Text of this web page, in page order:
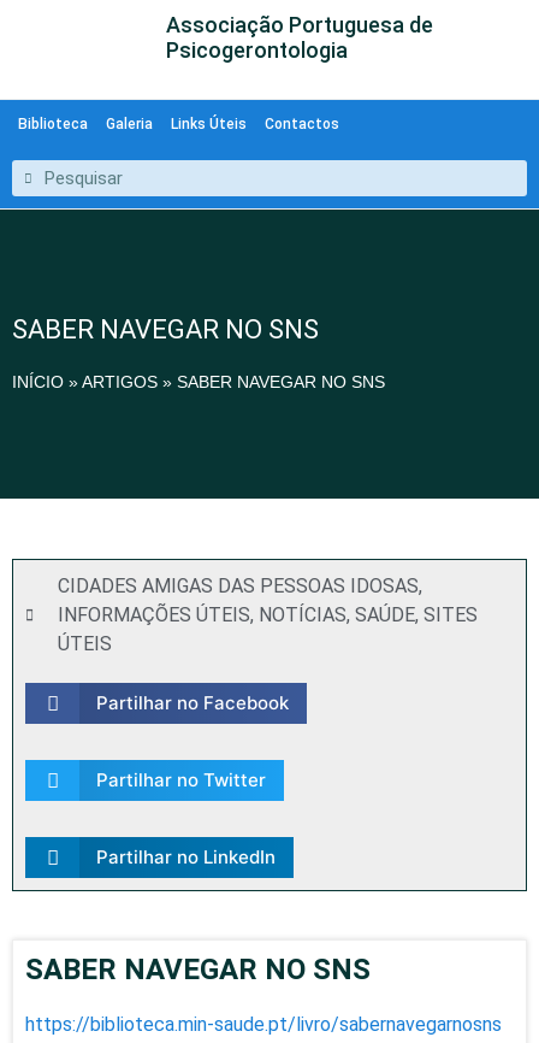
Associação Portuguesa de
Psicogerontologia
Biblioteca Galeria Links Úteis Contactos
SABER NAVEGAR NO SNS
INÍCIO »ARTIGOS » SABER NAVEGAR NO SNS
CIDADES AMIGAS DAS PESSOAS IDOSAS,
INFORMAÇÕES ÚTEIS, NOTÍCIAS, SAÚDE, SITES
ÚTEIS
Partilhar no Facebook
Partilhar no Twitter
Partilhar no LinkedIn
SABER NAVEGAR NO SNS
https://biblioteca.min-saude.pt/livro/sabernavegarnosns